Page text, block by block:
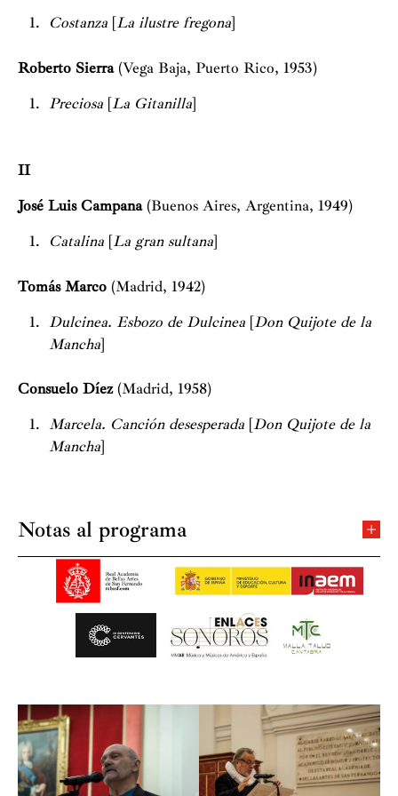
Costanza [La ilustre fregona]
Roberto Sierra(Vega Baja, Puerto Rico, 1953)
Preciosa [La Gitanilla]
II
José Luis Campana(Buenos Aires, Argentina, 1949)
Catalina [La gran sultana]
Tomás Marco (Madrid, 1942)
Dulcinea. Esbozo de Dulcinea [Don Quijote de la
Mancha]
Consuelo Díez(Madrid, 1958)
Marcela. Canción desesperada [Don Quijote de la
Mancha]
Notas al programa
para describir a sus mujeres, ilustra y guía la música,
también original, compuesta por seis compositores de
España y América que, desde la perspectiva de cuatro
siglos de lejanía histórica, glosan las singularidades de
algunas de las mujeres que Cervantes nos legó como
Rasgos del melólogo, propuesto ya en el siglo XVII por
J. J. Rousseau, son utilizados por los compositores como
preámbulos para lograr de la canción un punto álgido